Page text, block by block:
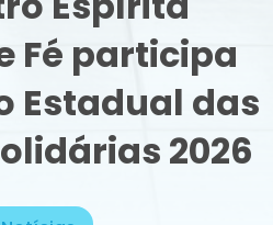
Fé participa
Estadual das
2026